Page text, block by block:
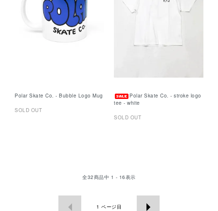
Polar Skate Co. - Bubble Logo Mug
SOLD OUT
Polar Skate Co. - stroke logo
tee - white
SOLD OUT
全32商品中 1 - 16表示
1 ページ目